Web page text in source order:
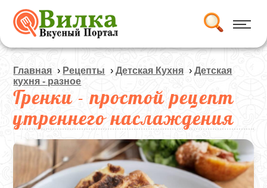
Главная › Рецепты ›Детская Кухня ›Детская
кухня - разное
Гренки - простой рецепт
утреннего наслаждения